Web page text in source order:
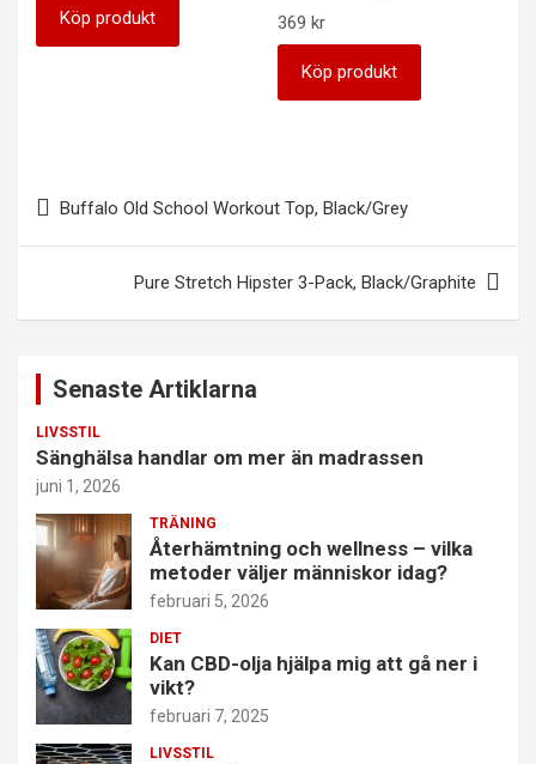
Köp produkt 369 kr
Köp produkt
Inläggsnavigering
Buffalo Old School Workout Top, Black/Grey
Pure Stretch Hipster 3-Pack, Black/Graphite
Senaste Artiklarna
LIVSSTIL
Sänghälsa handlar om mer än madrassen
juni 1, 2026
TRÄNING
Återhämtning och wellness – vilka
metoder väljer människor idag?
februari 5, 2026
DIET
Kan CBD-olja hjälpa mig att gå ner i
vikt?
februari 7, 2025
LIVSSTIL